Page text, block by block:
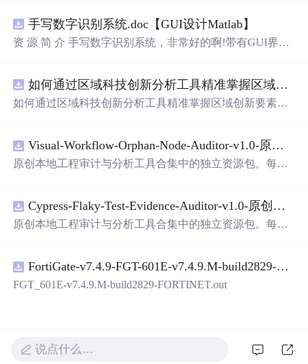
手写数字识别系统.doc【GUI设计Matlab】
资 源 简 介 手写数字识别系统，非常好的啊!带有GUI界
带有直观的图形用户界面（GUI），非常容易使用。你只
需要将手写数字输入系统，它将立即给出准确的识别结
是一个非常方便和实用的工具，你一定会喜欢它的！
如何通过区域科技创新分析工具精准掌握区域创新要素分布与产业链融合现状？.docx
如何通过区域科技创新分析工具精准掌握区域创新要素分
Visual-Workflow-Orphan-Node-Auditor-v1.0-原创源码与文档.zip
原创本地工程审计与分析工具合集中的独立资源包。每个
README、运行说明、功能清单、MIT License及原创与授
权声明。解压后进入project目录，执行npm test验证算法，
目源码、Logo、官方截图、论文、生产日志或其他受限素
材。适合前端开发、AI应用工程、测试审计和课程实践。
Cypress-Flaky-Test-Evidence-Auditor-v1.0-原创源码与文档.zip
原创本地工程审计与分析工具合集中的独立资源包。每个
README、运行说明、功能清单、MIT License及原创与授
权声明。解压后进入project目录，执行npm test验证算法，
FortiGate-v7.4.9-FGT-601E-v7.4.9.M-build2829-FORTINET.out
FGT_601E-v7.4.9.M-build2829-FORTINET.out
说点什么…